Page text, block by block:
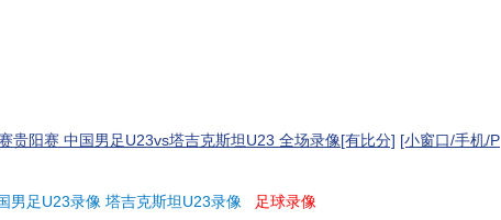
贵阳赛 中国男足U23vs塔吉克斯坦U23 全场录像[有比分] [小窗口/手机/P
男足U23录像 塔吉克斯坦U23录像 足球录像